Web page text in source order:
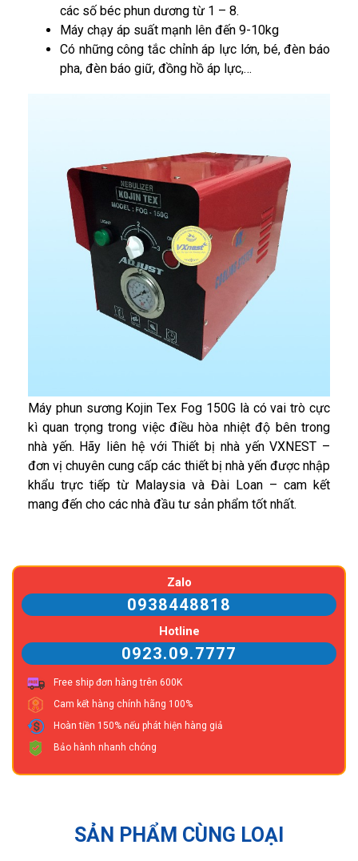
các số béc phun dương từ 1 – 8.
Máy chạy áp suất mạnh lên đến 9-10kg
Có những công tắc chỉnh áp lực lớn, bé, đèn báo
pha, đèn báo giữ, đồng hồ áp lực,…
Máy phun sương Kojin Tex Fog 150G là có vai trò cực
kì quan trọng trong việc điều hòa nhiệt độ bên trong
nhà yến. Hãy liên hệ với Thiết bị nhà yến VXNEST –
đơn vị chuyên cung cấp các thiết bị nhà yến được nhập
khẩu trực tiếp từ Malaysia và Đài Loan – cam kết
mang đến cho các nhà đầu tư sản phẩm tốt nhất.
Zalo
0938448818
Hotline
0923.09.7777
Free ship đơn hàng trên 600K
Cam kết hàng chính hãng 100%
Hoàn tiền 150% nếu phát hiện hàng giả
Bảo hành nhanh chóng
SẢN PHẨM CÙNG LOẠI